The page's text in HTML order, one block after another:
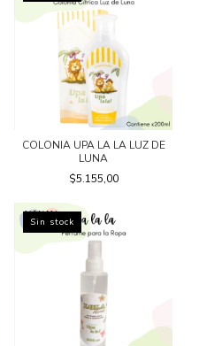
COLONIA UPA LA LA LUZ DE
LUNA
$5.155,00
Sin stock